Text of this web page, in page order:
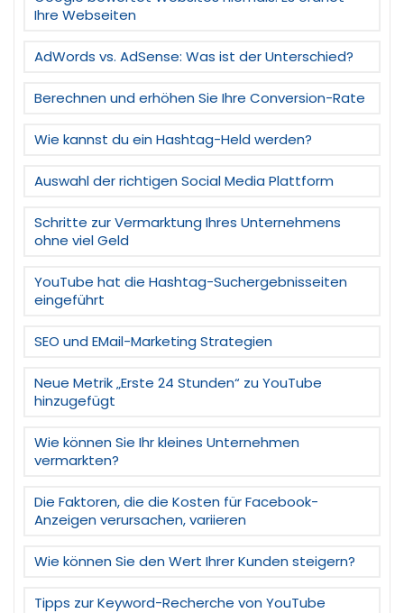
Ihre Webseiten
AdWords vs. AdSense: Was ist der Unterschied?
Berechnen und erhöhen Sie Ihre Conversion-Rate
Wie kannst du ein Hashtag-Held werden?
Auswahl der richtigen Social Media Plattform
Schritte zur Vermarktung Ihres Unternehmens
ohne viel Geld
YouTube hat die Hashtag-Suchergebnisseiten
eingeführt
SEO und EMail-Marketing Strategien
Neue Metrik „Erste 24 Stunden“ zu YouTube
hinzugefügt
Wie können Sie Ihr kleines Unternehmen
vermarkten?
Die Faktoren, die die Kosten für Facebook-
Anzeigen verursachen, variieren
Wie können Sie den Wert Ihrer Kunden steigern?
Tipps zur Keyword-Recherche von YouTube